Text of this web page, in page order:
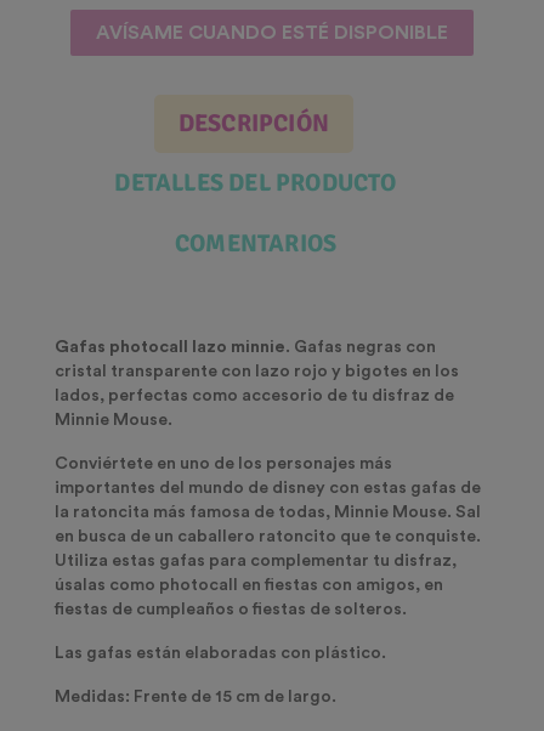
AVÍSAME CUANDO ESTÉ DISPONIBLE
DESCRIPCIÓN
DETALLES DEL PRODUCTO
COMENTARIOS
Gafas photocall lazo minnie. Gafas negras con
cristal transparente con lazo rojo y bigotes en los
lados, perfectas como accesorio de tu disfraz de
Minnie Mouse.
Conviértete en uno de los personajes más
importantes del mundo de disney con estas gafas de
la ratoncita más famosa de todas, Minnie Mouse. Sal
en busca de un caballero ratoncito que te conquiste.
Utiliza estas gafas para complementar tu disfraz,
úsalas como photocall en fiestas con amigos, en
fiestas de cumpleaños o fiestas de solteros.
Las gafas están elaboradas con plástico.
Medidas: Frente de 15 cm de largo.